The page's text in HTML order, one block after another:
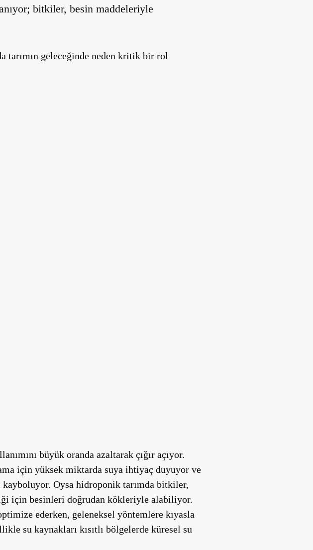
bitkiler, besin maddeleriyle
tarımın geleceğinde neden kritik bir rol
büyük oranda azaltarak çığır açıyor.
için yüksek miktarda suya ihtiyaç duyuyor ve
kayboluyor. Oysa hidroponik tarımda bitkiler,
için besinleri doğrudan kökleriyle alabiliyor.
ederken, geleneksel yöntemlere kıyasla
su kaynakları kısıtlı bölgelerde küresel su